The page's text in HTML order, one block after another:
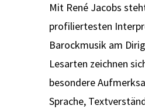
Mit René Jacobs
profiliertesten
Barockmusik am
Lesarten zeichnen
besondere
Sprache,